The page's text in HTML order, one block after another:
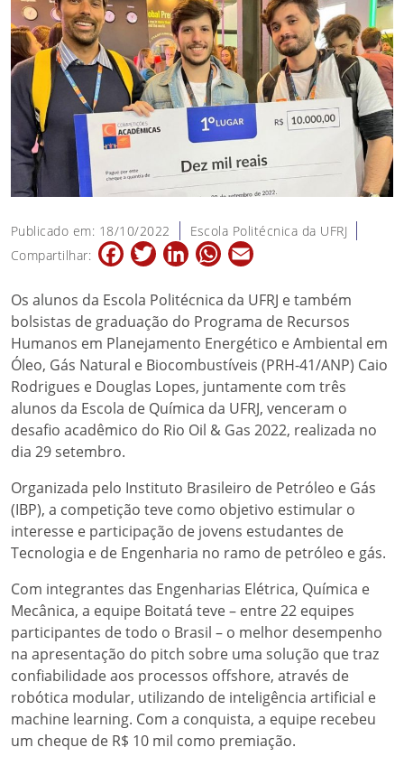
Publicado em: 18/10/2022
Escola Politécnica da UFRJ
Compartilhar:
FacebookTwitterLinkedInWhatsApp
Os alunos da Escola Politécnica da UFRJ e também
bolsistas de graduação do Programa de Recursos
Humanos em Planejamento Energético e Ambiental em
Óleo, Gás Natural e Biocombustíveis (PRH-41/ANP) Caio
Rodrigues e Douglas Lopes, juntamente com três
alunos da Escola de Química da UFRJ, venceram o
desafio acadêmico do Rio Oil & Gas 2022, realizada no
dia 29 setembro.
Organizada pelo Instituto Brasileiro de Petróleo e Gás
(IBP), a competição teve como objetivo estimular o
interesse e participação de jovens estudantes de
Tecnologia e de Engenharia no ramo de petróleo e gás.
Com integrantes das Engenharias Elétrica, Química e
Mecânica, a equipe Boitatá teve – entre 22 equipes
participantes de todo o Brasil – o melhor desempenho
na apresentação do pitch sobre uma solução que traz
confiabilidade aos processos offshore, através de
robótica modular, utilizando de inteligência artificial e
machine learning. Com a conquista, a equipe recebeu
um cheque de R$ 10 mil como premiação.